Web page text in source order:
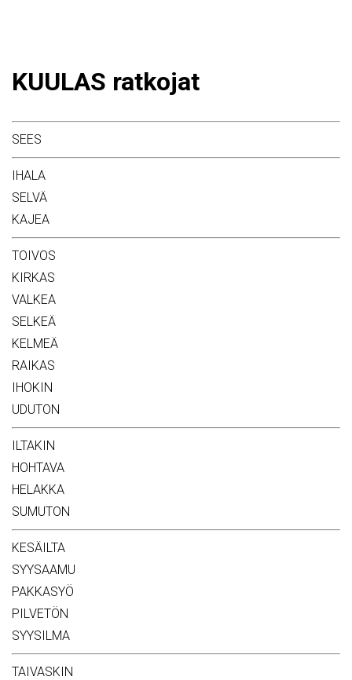
KUULAS ratkojat
SEES
IHALA
SELVÄ
KAJEA
TOIVOS
KIRKAS
VALKEA
SELKEÄ
KELMEÄ
RAIKAS
IHOKIN
UDUTON
ILTAKIN
HOHTAVA
HELAKKA
SUMUTON
KESÄILTA
SYYSAAMU
PAKKASYÖ
PILVETÖN
SYYSILMA
TAIVASKIN